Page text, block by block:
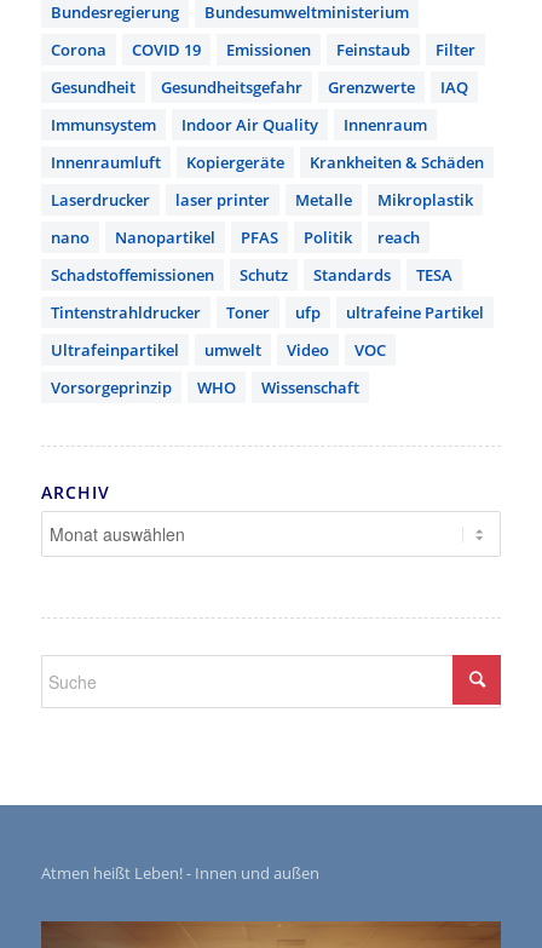
Bundesregierung
Bundesumweltministerium
Corona
COVID 19 Emissionen Feinstaub
Filter
Gesundheit
Gesundheitsgefahr Grenzwerte
IAQ
Immunsystem
Indoor Air Quality
Innenraum
Innenraumluft
Kopiergeräte
Krankheiten & Schäden
Laserdrucker
laser printer Metalle
Mikroplastik
nano
Nanopartikel PFAS Politik
reach
Schadstoffemissionen
Schutz Standards
TESA
Tintenstrahldrucker
Toner ufp
ultrafeine Partikel
Ultrafeinpartikel
umwelt Video
VOC
Vorsorgeprinzip
WHO Wissenschaft
ARCHIV
Atmen heißt Leben! - Innen und außen